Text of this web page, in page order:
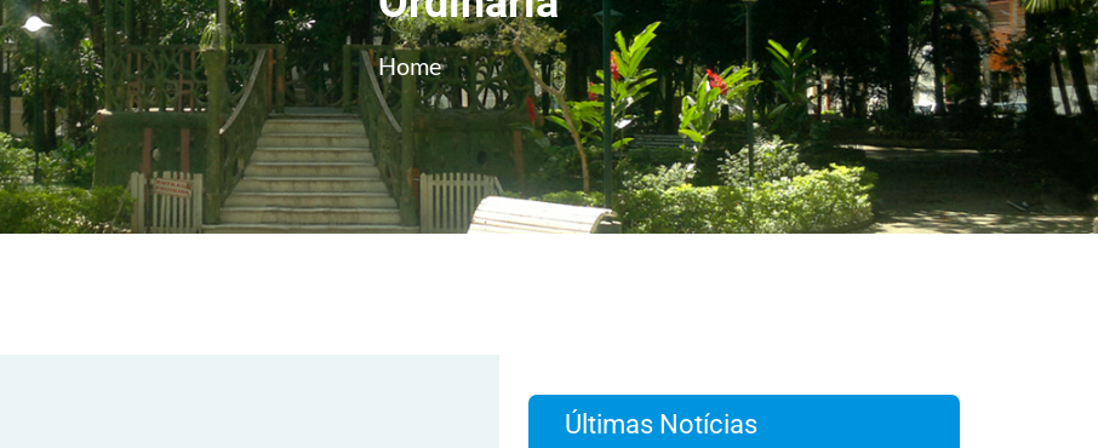
Home
Últimas Notícias